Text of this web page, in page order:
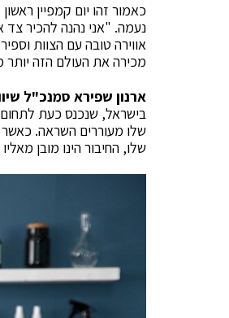
כאמור זהו יום קמפיין
נעמה. "אני נהנה להכיר
אווירה טובה עם הצוות
מכירה את העולם הזה יותר
ארנון שפירא סמנכ"ל
בישראל, שנכנס כעת לתחום
שלו מעוררים השראה. כאשר
שלו, החיבור הינו מובן